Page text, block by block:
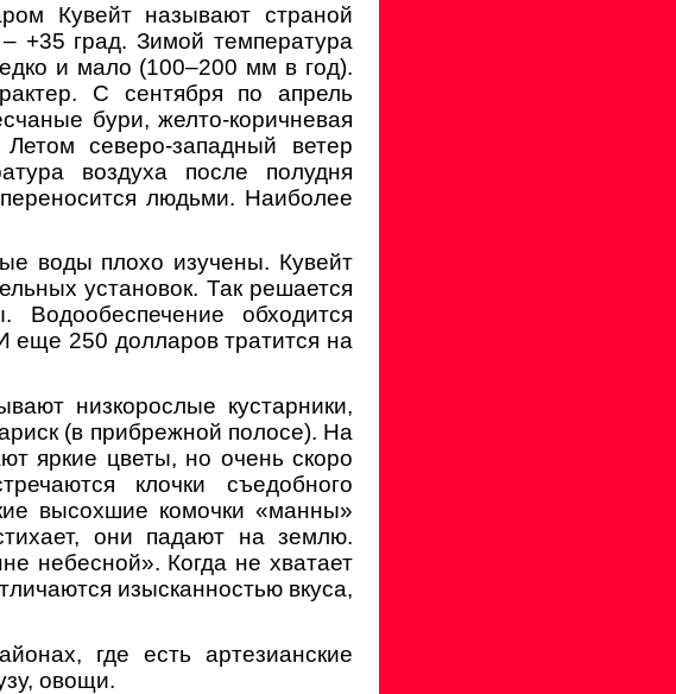
Кувейт называют страной
+35 град. Зимой температура
и мало (100–200 мм в год).
С сентября по апрель
бури, желто-коричневая
северо-западный ветер
воздуха после полудня
людьми. Наиболее
воды плохо изучены. Кувейт
установок. Так решается
обходится
еще 250 долларов тратится на
низкорослые кустарники,
(в прибрежной полосе). На
яркие цветы, но очень скоро
клочки съедобного
высохшие комочки «манны»
они падают на землю.
небесной». Когда не хватает
изысканностью вкуса,
где есть артезианские
овощи.